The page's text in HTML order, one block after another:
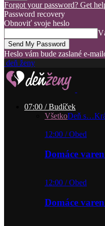
Forgot your password? Get
Password recovery
Obnoviť svoje heslo
Heslo vám bude zaslané e-
deň ženy
07:00 / Budíček
VšetkoDeň s…
12:00 / Obed
Domáce
12:00 / Obed
Domáce